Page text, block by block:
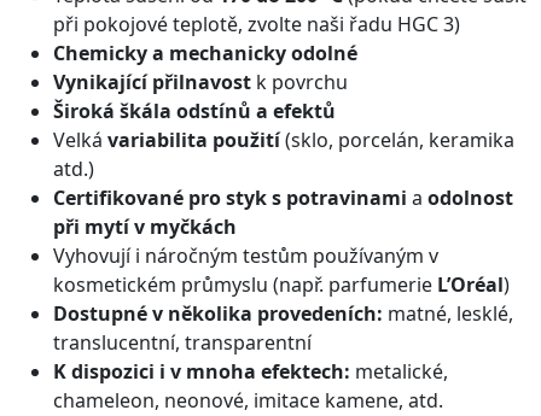
při pokojové teplotě, zvolte naši řadu HGC 3)
Chemicky a mechanicky odolné
Vynikající přilnavost k povrchu
Široká škála odstínů a efektů
Velká variabilita použití(sklo, porcelán, keramika
atd.)
Certifikované pro styk s potravinami a odolnost
při mytí v myčkách
Vyhovují i náročným testům používaným v
kosmetickém průmyslu (např. parfumerie L’Oréal)
Dostupné v několika provedeních: matné, lesklé,
translucentní, transparentní
K dispozici i v mnoha efektech: metalické,
chameleon, neonové, imitace kamene, atd.